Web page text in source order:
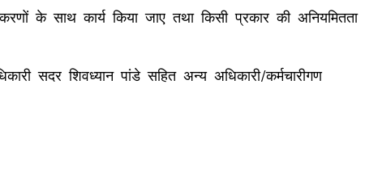
के साथ कार्य किया जाए तथा किसी प्रकार की अनियमितता
सदर शिवध्यान पांडे सहित अन्य अधिकारी/कर्मचारीगण